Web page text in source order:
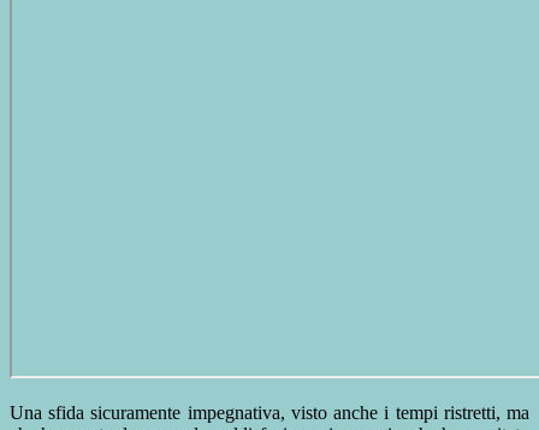
Una sfida sicuramente impegnativa, visto anche i tempi ristretti, ma